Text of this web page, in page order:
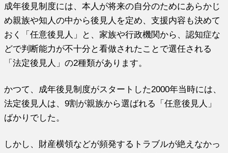
成年後見制度には、本人が将来の自分のためにあらかじ
め親族や知人の中から後見人を定め、支援内容も決めて
おく「任意後見人」と、家族や行政機関から、認知症な
どで判断能力が不十分と看做されたことで選任される
「法定後見人」の2種類があります。
かつて、成年後見制度がスタートした2000年当時には、
法定後見人は、9割が親族から選ばれる「任意後見人」
ばかりでした。
しかし、財産横領などが頻発するトラブルが絶えなかっ